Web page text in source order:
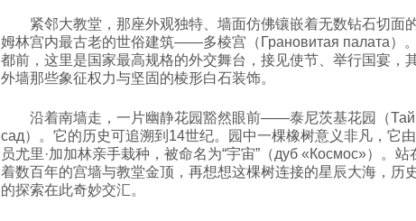
紧邻大教堂，那座外观独特、墙面仿佛镶嵌着无数钻石切面
姆林宫内最古老的世俗建筑——多棱宫（Грановитая палата）
都前，这里是国家最高规格的外交舞台，接见使节、举行国宴，
外墙那些象征权力与坚固的棱形白石装饰。
沿着南墙走，一片幽静花园豁然眼前——泰尼茨基花园（
сад）。它的历史可追溯到14世纪。园中一棵橡树意义非凡，它
员尤里·加加林亲手栽种，被命名为“宇宙”（дуб «Космос»）。站
着数百年的宫墙与教堂金顶，再想想这棵树连接的星辰大海，历
的探索在此奇妙交汇。